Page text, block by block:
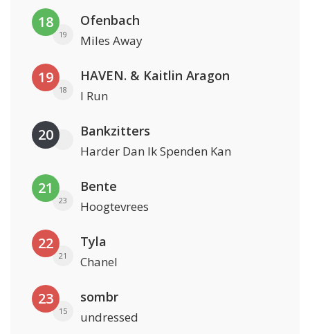
18
19
Ofenbach
Miles Away
19
18
HAVEN. & Kaitlin Aragon
I Run
20 Bankzitters
Harder Dan Ik Spenden Kan
21
23
Bente
Hoogtevrees
22
21
Tyla
Chanel
23
15
sombr
undressed